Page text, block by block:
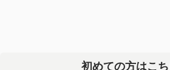
初めての方はこ